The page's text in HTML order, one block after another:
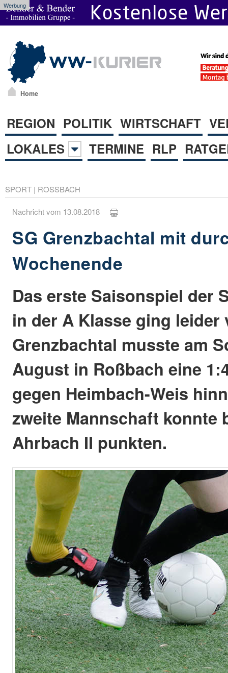
Werbung
Home
REGION POLITIK WIRTSCHAFT
LOKALES
TERMINE RLP
SPORT | ROSSBACH
Nachricht vom 13.08.2018
SG Grenzbachtal mit
Wochenende
Das erste Saisonspiel der
in der A Klasse ging leider
Grenzbachtal musste am
August in Roßbach eine
gegen Heimbach-Weis
zweite Mannschaft konnte
Ahrbach II punkten.